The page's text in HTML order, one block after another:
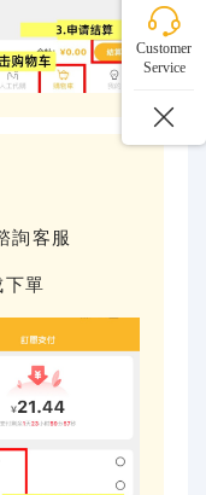
詢客服
下單
Customer
Service